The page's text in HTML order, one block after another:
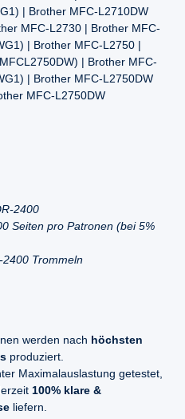
| Brother MFC-L2710DW
MFC-L2730 | Brother MFC-
| Brother MFC-L2750 |
| Brother MFC-
| Brother MFC-L2750DW
MFC-L2750DW
2400
Seiten pro Patronen (bei 5%
2400 Trommeln
werden nach höchsten
produziert.
Maximalauslastung getestet,
100% klare &
liefern.